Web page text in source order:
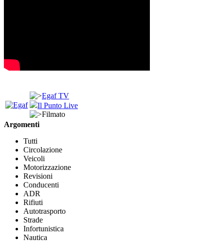
Egaf TV
Il Punto Live
Filmato
Argomenti
Tutti
Circolazione
Veicoli
Motorizzazione
Revisioni
Conducenti
ADR
Rifiuti
Autotrasporto
Strade
Infortunistica
Nautica